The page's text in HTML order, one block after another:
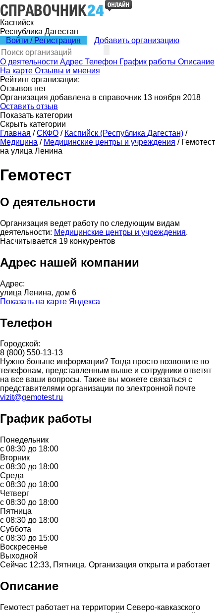
Каспийск
Республика Дагестан
Войти / Регистрация
Добавить организацию
О деятельности Адрес Телефон График работы Описание
На карте Отзывы и мнения
Рейтинг организации:
Отзывов нет
Организация добавлена в справочник 13 ноября 2018
Оставить отзыв
Показать категории
Скрыть категории
Главная / СКФО / Каспийск (Республика Дагестан) /
Медицина / Медицинские центры и учреждения / Гемотест
на улица Ленина
Гемотест
О деятельности
Организация ведет работу по следующим видам
деятельности: Медицинские центры и учреждения.
Насчитывается 19 конкурентов
Адрес нашей компании
Адрес:
улица Ленина, дом 6
Показать на карте Яндекса
Телефон
Городской:
8 (800) 550-13-13
Нужно больше информации? Тогда просто позвоните по
телефонам, представленным выше и сотрудники ответят
на все ваши вопросы. Также вы можете связаться с
представителями организации по электронной почте
vizit@gemotest.ru
График работы
Понедельник
с 08:30 до 18:00
Вторник
с 08:30 до 18:00
Среда
с 08:30 до 18:00
Четверг
с 08:30 до 18:00
Пятница
с 08:30 до 18:00
Суббота
с 08:30 до 15:00
Воскресенье
Выходной
Сейчас 12:33, Пятница. Организация открыта и работает
Описание
Гемотест работает на территории Северо-кавказского